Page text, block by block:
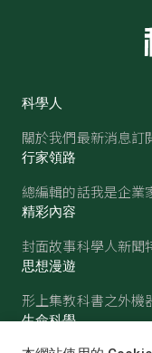
科學人
關於我們最新消息訂
行家領路
總編輯的話我是企業
精彩內容
封面故事科學人新聞
思想漫遊
形上集教科書之外機
生命科學